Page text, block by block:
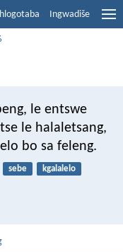
Ingwadiše
le entswe
le halaletsang,
bo sa feleng.
sebe
kgalalelo